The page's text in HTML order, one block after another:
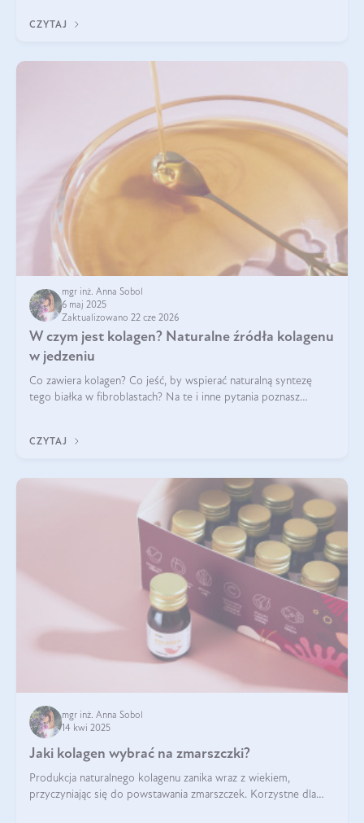
CZYTAJ
mgr inż. Anna Sobol
6 maj 2025
Zaktualizowano 22 cze 2026
W czym jest kolagen? Naturalne źródła kolagenu
w jedzeniu
Co zawiera kolagen? Co jeść, by wspierać naturalną syntezę
tego białka w fibroblastach? Na te i inne pytania poznasz
CZYTAJ
mgr inż. Anna Sobol
14 kwi 2025
Jaki kolagen wybrać na zmarszczki?
Produkcja naturalnego kolagenu zanika wraz z wiekiem,
przyczyniając się do powstawania zmarszczek. Korzystne dla